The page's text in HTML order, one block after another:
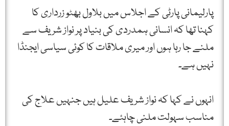
پارلیمانی پارٹی کے اجلاس میں بلاول بھٹو زرداری کا
کہنا تھا کہ انسانی ہمدردی کی بنیاد پر نواز شریف سے
ملنے جا رہا ہوں اور میری ملاقات کا کوئی سیاسی ایجنڈا
نہیں ہے۔
انہوں نے کہا کہ نواز شریف علیل ہیں جنہیں علاج کی
مناسب سہولت ملنی چاہئے۔